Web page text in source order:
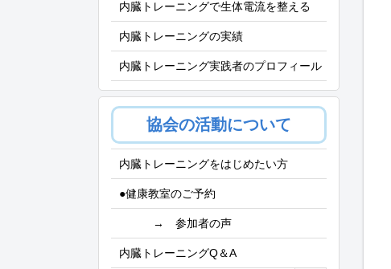
内臓トレーニングで生体電流を整える
内臓トレーニングの実績
内臓トレーニング実践者のプロフィール
協会の活動について
内臓トレーニングをはじめたい方
●健康教室のご予約
→ 参加者の声
内臓トレーニングQ＆A